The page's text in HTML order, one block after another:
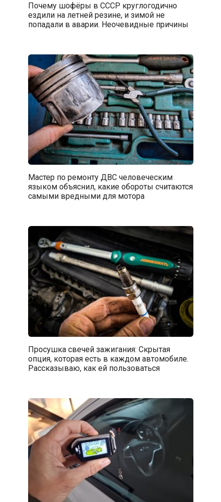
Почему шофёры в СССР круглогодично
ездили на летней резине, и зимой не
попадали в аварии. Неочевидные причины
Мастер по ремонту ДВС человеческим
языком объяснил, какие обороты считаются
самыми вредными для мотора
Просушка свечей зажигания: Скрытая
опция, которая есть в каждом автомобиле.
Рассказываю, как ей пользоваться